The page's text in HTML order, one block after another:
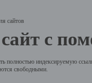
сайтов
с
полностью индексируемую
свободными.